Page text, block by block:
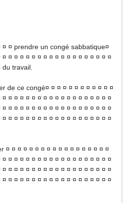
¤ prendre un congé sabbatique¤
¤ ¤ ¤ ¤ ¤ ¤ ¤ ¤ ¤ ¤ ¤ ¤ ¤ ¤ ¤ ¤ ¤ ¤
travail.
de ce congé¤ ¤ ¤ ¤ ¤ ¤ ¤ ¤ ¤ ¤ ¤ ¤
¤ ¤ ¤ ¤ ¤ ¤ ¤ ¤ ¤ ¤ ¤ ¤ ¤ ¤ ¤ ¤ ¤ ¤
¤ ¤ ¤ ¤ ¤ ¤ ¤ ¤ ¤ ¤ ¤ ¤ ¤ ¤ ¤ ¤ ¤ ¤
¤ ¤ ¤ ¤ ¤ ¤ ¤ ¤ ¤ ¤ ¤ ¤ ¤ ¤ ¤ ¤ ¤ ¤
¤ ¤ ¤ ¤ ¤ ¤ ¤ ¤ ¤ ¤ ¤ ¤ ¤ ¤ ¤ ¤ ¤ ¤
¤ ¤ ¤ ¤ ¤ ¤ ¤ ¤ ¤ ¤ ¤ ¤ ¤ ¤ ¤ ¤ ¤ ¤
¤ ¤ ¤ ¤ ¤ ¤ ¤ ¤ ¤ ¤ ¤ ¤ ¤ ¤ ¤ ¤ ¤ ¤
¤ ¤ ¤ ¤ ¤ ¤ ¤ ¤ ¤ ¤ ¤ ¤ ¤ ¤ ¤ ¤ ¤ ¤